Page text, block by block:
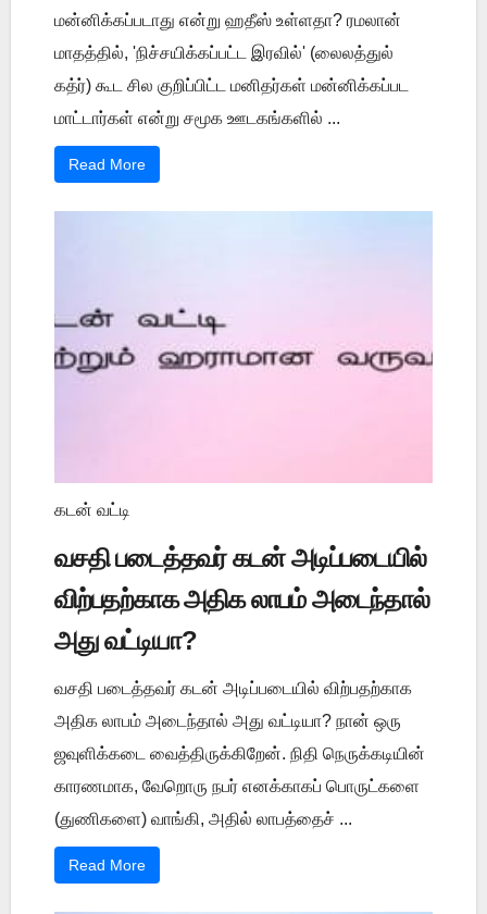
மன்னிக்கப்படாது என்று ஹதீஸ் உள்ளதா? ரமலான்
மாதத்தில், 'நிச்சயிக்கப்பட்ட இரவில்' (லைலத்துல்
கத்ர்) கூட சில குறிப்பிட்ட மனிதர்கள் மன்னிக்கப்பட
மாட்டார்கள் என்று சமூக ஊடகங்களில் ...
Read More
கடன் வட்டி
வசதி படைத்தவர் கடன் அடிப்படையில்
விற்பதற்காக அதிக லாபம் அடைந்தால்
அது வட்டியா?
வசதி படைத்தவர் கடன் அடிப்படையில் விற்பதற்காக
அதிக லாபம் அடைந்தால் அது வட்டியா? நான் ஒரு
ஜவுளிக்கடை வைத்திருக்கிறேன். நிதி நெருக்கடியின்
காரணமாக, வேறொரு நபர் எனக்காகப் பொருட்களை
(துணிகளை) வாங்கி, அதில் லாபத்தைச் ...
Read More